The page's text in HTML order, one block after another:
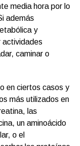
media hora por lo
además
y
actividades
caminar o
en ciertos casos y
más utilizados en
las
un aminoácido
o el